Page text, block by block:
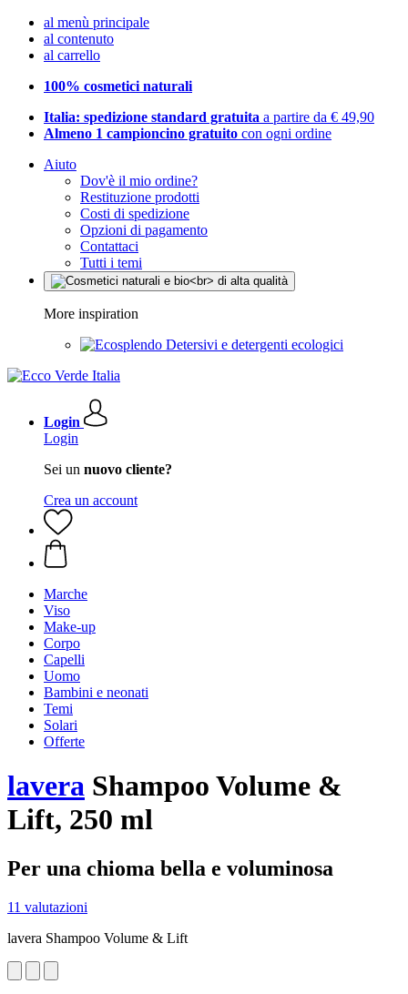
al menù principale
al contenuto
al carrello
100% cosmetici naturali
Italia: spedizione standard gratuita a partire da € 49,90
Almeno 1 campioncino gratuito con ogni ordine
Aiuto
Dov'è il mio ordine?
Restituzione prodotti
Costi di spedizione
Opzioni di pagamento
Contattaci
Tutti i temi
More inspiration
Detersivi e detergenti ecologici
Login
Login
Sei un nuovo cliente?
Crea un account
Marche
Viso
Make-up
Corpo
Capelli
Uomo
Bambini e neonati
Temi
Solari
Offerte
lavera Shampoo Volume &
Lift, 250 ml
Per una chioma bella e voluminosa
11 valutazioni
lavera Shampoo Volume & Lift